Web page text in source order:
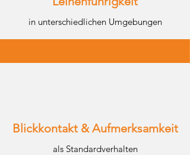
in unterschiedlichen Umgebungen
Blickkontakt & Aufmerksamkeit
als Standardverhalten